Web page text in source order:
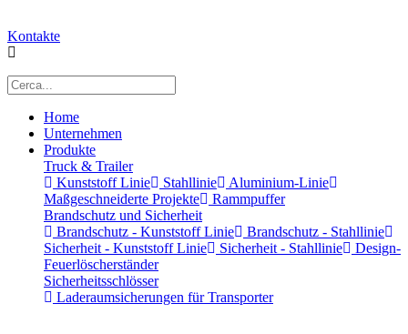
Kontakte
Home
Unternehmen
Produkte
Truck & Trailer
Kunststoff Linie
Stahllinie
Aluminium-Linie
Maßgeschneiderte Projekte
Rammpuffer
Brandschutz und Sicherheit
Brandschutz - Kunststoff Linie
Brandschutz - Stahllinie
Sicherheit - Kunststoff Linie
Sicherheit - Stahllinie
Design-
Feuerlöscherständer
Sicherheitsschlösser
Laderaumsicherungen für Transporter